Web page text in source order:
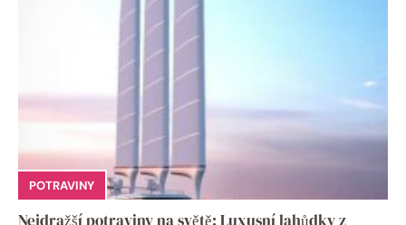
POTRAVINY
Nejdražší potraviny na světě: Luxusní lahůdky z